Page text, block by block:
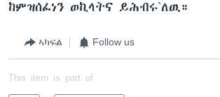
ከምዝሰፈነን ወኪላትና ይሕብሩ`ለዉ።
ኣካፍል Follow us
This item is part of